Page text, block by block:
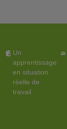
Un
apprentissage
en situation
réelle de
travail